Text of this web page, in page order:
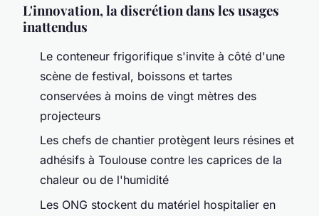
L'innovation, la discrétion dans les usages
inattendus
Le conteneur frigorifique s'invite à côté d'une
scène de festival, boissons et tartes
conservées à moins de vingt mètres des
projecteurs
Les chefs de chantier protègent leurs résines et
adhésifs à Toulouse contre les caprices de la
chaleur ou de l'humidité
Les ONG stockent du matériel hospitalier en